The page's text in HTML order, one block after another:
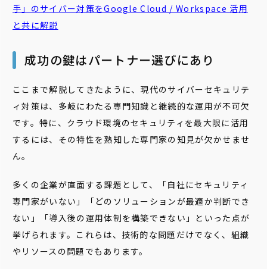
手」のサイバー対策をGoogle Cloud / Workspace 活用
と共に解説
成功の鍵はパートナー選びにあり
ここまで解説してきたように、現代のサイバーセキュリテ
ィ対策は、多岐にわたる専門知識と継続的な運用が不可欠
です。特に、クラウド環境のセキュリティを最大限に活用
するには、その特性を熟知した専門家の知見が欠かせませ
ん。
多くの企業が直面する課題として、「自社にセキュリティ
専門家がいない」「どのソリューションが最適か判断でき
ない」「導入後の運用体制を構築できない」といった点が
挙げられます。これらは、技術的な問題だけでなく、組織
やリソースの問題でもあります。